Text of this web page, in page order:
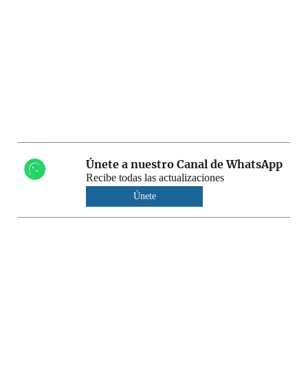
Únete a nuestro Canal de WhatsApp
Recibe todas las actualizaciones
Únete